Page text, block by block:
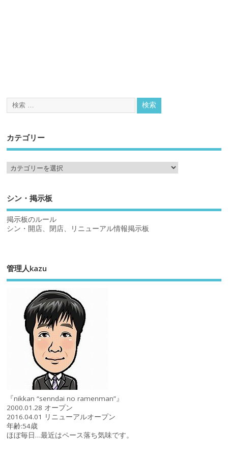
カテゴリー
シン・掲示板
掲示板のルール
シン・開店、閉店、リニューアル情報掲示板
管理人kazu
『nikkan “senndai no ramenman”』
2000.01.28 オープン
2016.04.01 リニューアルオープン
年齢:54歳
ほぼ毎日…最近はペース落ち気味です。